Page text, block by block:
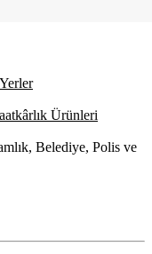
Ürünleri
Belediye, Polis ve